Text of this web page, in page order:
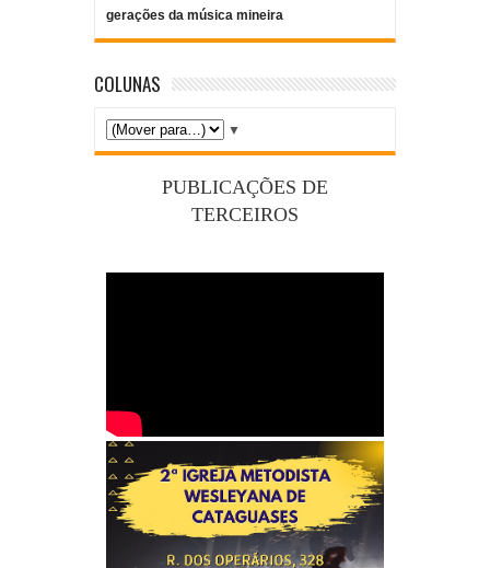
gerações da música mineira
COLUNAS
▼
PUBLICAÇÕES DE
TERCEIROS